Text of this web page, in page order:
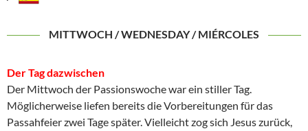
MITTWOCH / WEDNESDAY / MIÉRCOLES
Der Tag dazwischen
Der Mittwoch der Passionswoche war ein stiller Tag.
Möglicherweise liefen bereits die Vorbereitungen für das
Passahfeier zwei Tage später. Vielleicht zog sich Jesus zurück,